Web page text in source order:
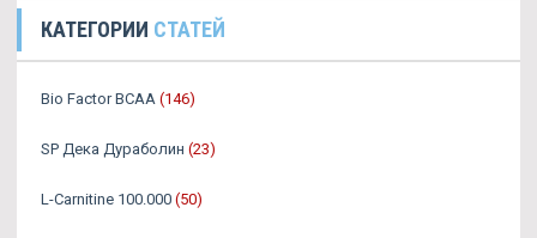
КАТЕГОРИИ СТАТЕЙ
Bio Factor BCAA (146)
SP Дека Дураболин (23)
L-Carnitine 100.000 (50)